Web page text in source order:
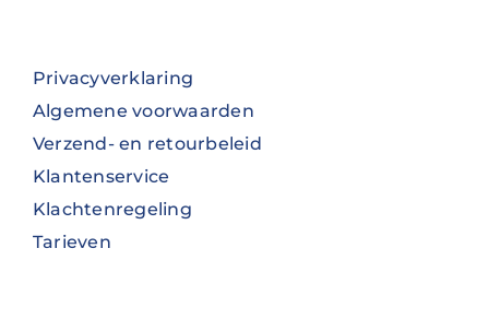
Privacyverklaring
Algemene voorwaarden
Verzend- en retourbeleid
Klantenservice
Klachtenregeling
Tarieven